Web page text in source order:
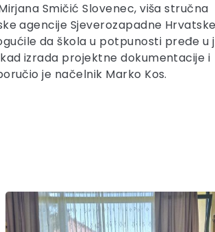
Smičić Slovenec, viša stručna
agencije Sjeverozapadne Hrvatske
da škola u potpunosti pređe u
izrada projektne dokumentacije i
je načelnik Marko Kos.